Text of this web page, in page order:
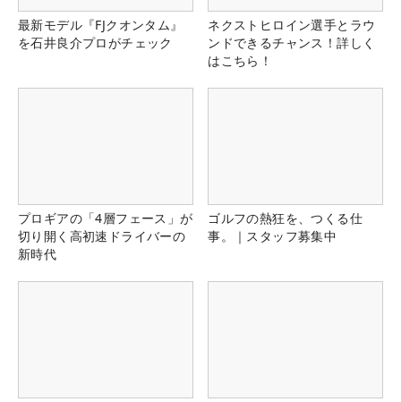
最新モデル『FJクオンタム』
を石井良介プロがチェック
ネクストヒロイン選手とラウ
ンドできるチャンス！詳しく
はこちら！
プロギアの「4層フェース」が
切り開く高初速ドライバーの
新時代
ゴルフの熱狂を、つくる仕
事。｜スタッフ募集中